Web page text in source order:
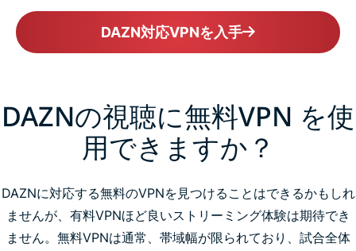
DAZN対応VPNを入手
DAZNの視聴に無料VPN を使
用できますか？
DAZNに対応する無料のVPNを見つけることはできるかもしれ
ませんが、有料VPNほど良いストリーミング体験は期待でき
ません。無料VPNは通常、帯域幅が限られており、試合全体